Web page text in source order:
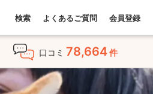
検索 よくあるご質問 会員登録
口コミ 78,664件